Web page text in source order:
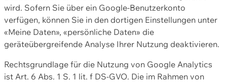
wird. Sofern Sie über ein Google-Benutzerkonto
verfügen, können Sie in den dortigen Einstellungen unter
«Meine Daten», «persönliche Daten» die
geräteübergreifende Analyse Ihrer Nutzung deaktivieren.
Rechtsgrundlage für die Nutzung von Google Analytics
ist Art. 6 Abs. 1 S. 1 lit. f DS-GVO. Die im Rahmen von